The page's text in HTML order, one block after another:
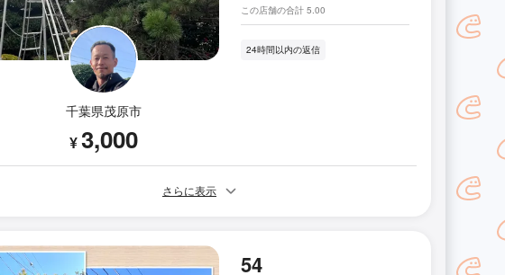
千葉県茂原市
¥3,000
この店舗の合計 5.00
24時間以内の返信
さらに表示
54